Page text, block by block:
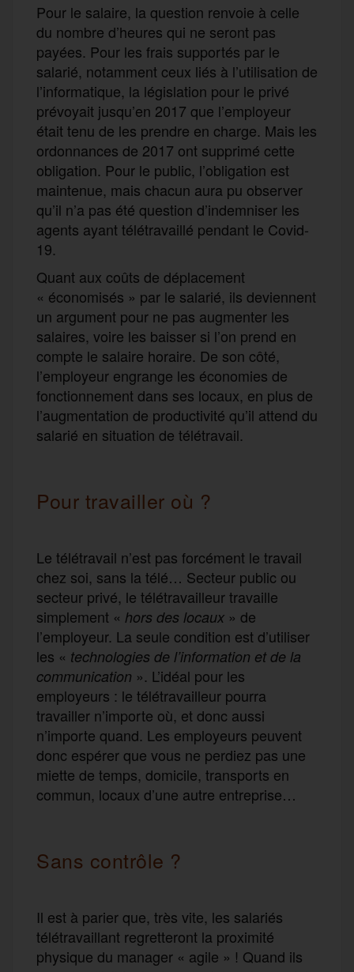
Pour le salaire, la question renvoie à celle
du nombre d’heures qui ne seront pas
payées. Pour les frais supportés par le
salarié, notamment ceux liés à l’utilisation de
l’informatique, la législation pour le privé
prévoyait jusqu’en 2017 que l’employeur
était tenu de les prendre en charge. Mais les
ordonnances de 2017 ont supprimé cette
obligation. Pour le public, l’obligation est
maintenue, mais chacun aura pu observer
qu’il n’a pas été question d’indemniser les
agents ayant télétravaillé pendant le Covid-
19.
Quant aux coûts de déplacement
« économisés » par le salarié, ils deviennent
un argument pour ne pas augmenter les
salaires, voire les baisser si l’on prend en
compte le salaire horaire. De son côté,
l’employeur engrange les économies de
fonctionnement dans ses locaux, en plus de
l’augmentation de productivité qu’il attend du
salarié en situation de télétravail.
Pour travailler où ?
Le télétravail n’est pas forcément le travail
chez soi, sans la télé… Secteur public ou
secteur privé, le télétravailleur travaille
simplement « hors des locaux » de
l’employeur. La seule condition est d’utiliser
les « technologies de l’information et de la
communication ». L’idéal pour les
employeurs : le télétravailleur pourra
travailler n’importe où, et donc aussi
n’importe quand. Les employeurs peuvent
donc espérer que vous ne perdiez pas une
miette de temps, domicile, transports en
commun, locaux d’une autre entreprise…
Sans contrôle ?
Il est à parier que, très vite, les salariés
télétravaillant regretteront la proximité
physique du manager « agile » ! Quand ils